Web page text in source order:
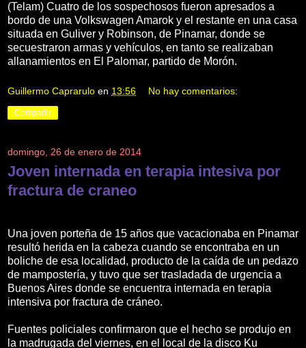
(Telam) Cuatro de los sospechosos fueron apresados a
bordo de una Volkswagen Amarok y el restante en una casa
situada en Guliver y Robinson, de Pinamar, donde se
secuestraron armas y vehículos, en tanto se realizaban
allanamientos en El Palomar, partido de Morón.
Guillermo Caprarulo en 13:56 No hay comentarios:
Compartir
domingo, 26 de enero de 2014
Joven internada en terapia intesiva por
fractura de craneo
Una joven porteña de 15 años que vacacionaba en Pinamar
resultó herida en la cabeza cuando se encontraba en un
boliche de esa localidad, producto de la caída de un pedazo
de mampostería, y tuvo que ser trasladada de urgencia a
Buenos Aires donde se encuentra internada en terapia
intensiva por fractura de cráneo.
Fuentes policiales confirmaron que el hecho se produjo en
la madrugada del viernes, en el local de la disco Ku